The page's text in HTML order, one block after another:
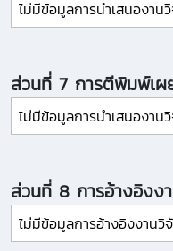
ไม่มีข้อมูลการนำเสนองาน
ส่วนที่ 7 การตีพิมพ์เผ
ไม่มีข้อมูลการนำเสนองาน
ส่วนที่ 8 การอ้างอิงง
ไม่มีข้อมูลการอ้างอิงงานวิ